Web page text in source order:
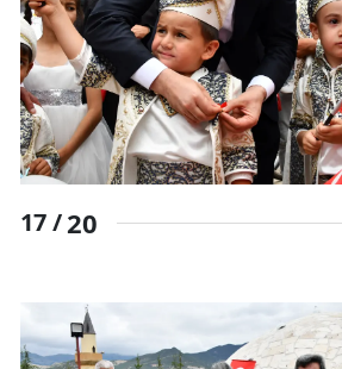
17 /20